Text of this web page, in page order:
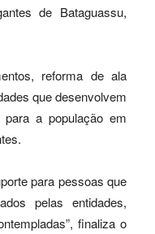
de Bataguassu,
reforma de ala
que desenvolvem
a população em
para pessoas que
pelas entidades,
finaliza o